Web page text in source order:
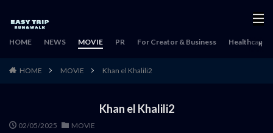
HOME NEWS MOVIE PR For Creator & Business Healthcare
HOME MOVIE Khan el Khalili2
Khan el Khalili2
02/05/2025 MOVIE